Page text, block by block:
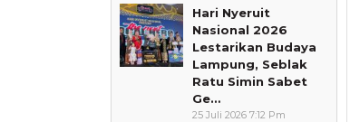
Hari Nyeruit
Nasional 2026
Lestarikan Budaya
Lampung, Seblak
Ratu Simin Sabet
Ge…
25 Juli 2026 7:12 Pm